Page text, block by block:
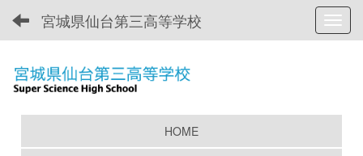
宮城県仙台第三高等学校
HOME